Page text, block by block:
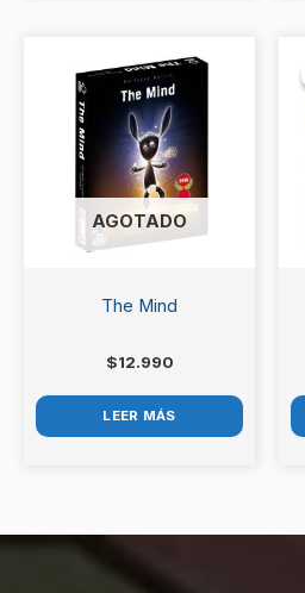
AGOTADO
The Mind
$12.990
LEER MÁS